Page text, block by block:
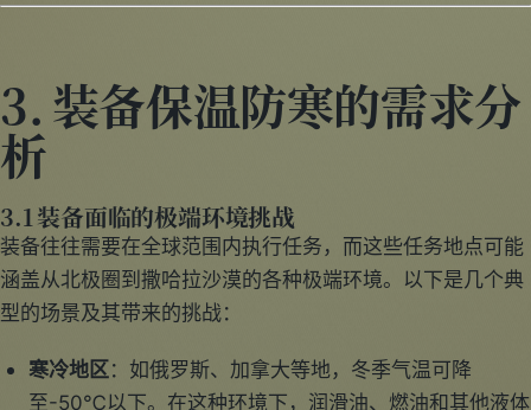
3. 装备保温防寒的需求分
析
3.1 装备面临的极端环境挑战
装备往往需要在全球范围内执行任务，而这些任务地点可能
涵盖从北极圈到撒哈拉沙漠的各种极端环境。以下是几个典
型的场景及其带来的挑战：
寒冷地区：如俄罗斯、加拿大等地，冬季气温可降
至-50℃以下。在这种环境下，润滑油、燃油和其他液体